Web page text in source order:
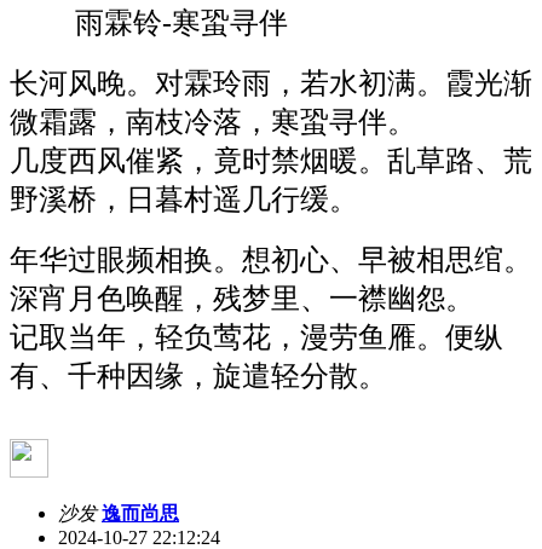
雨霖铃-寒蛩寻伴
长河风晚。对霖玲雨，若水初满。霞光渐
微霜露，南枝冷落，寒蛩寻伴。
几度西风催紧，竟时禁烟暖。乱草路、荒
野溪桥，日暮村遥几行缓。
年华过眼频相换。想初心、早被相思绾。
深宵月色唤醒，残梦里、一襟幽怨。
记取当年，轻负莺花，漫劳鱼雁。便纵
有、千种因缘，旋遣轻分散。
沙发 逸而尚思
2024-10-27 22:12:24